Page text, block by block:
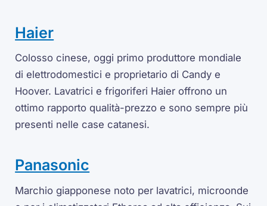
Haier
Colosso cinese, oggi primo produttore mondiale
di elettrodomestici e proprietario di Candy e
Hoover. Lavatrici e frigoriferi Haier offrono un
ottimo rapporto qualità-prezzo e sono sempre più
presenti nelle case catanesi.
Panasonic
Marchio giapponese noto per lavatrici, microonde